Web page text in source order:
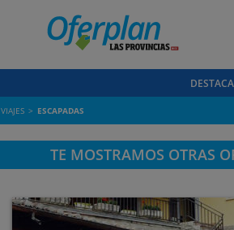
VIAJES ESCAPADAS
TE MOSTRAMOS OTRAS